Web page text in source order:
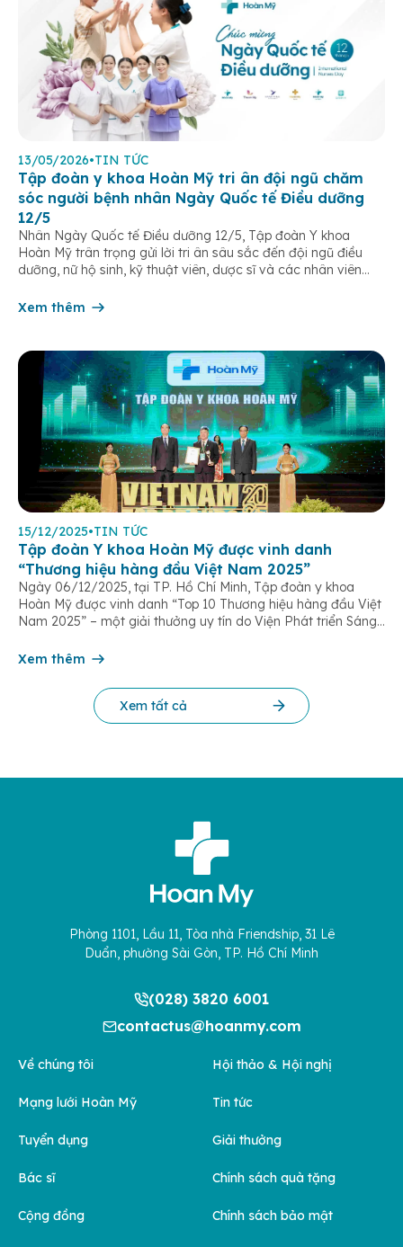
13/05/2026•TIN TỨC
Tập đoàn y khoa Hoàn Mỹ tri ân đội ngũ chăm
sóc người bệnh nhân Ngày Quốc tế Điều dưỡng
12/5
Nhân Ngày Quốc tế Điều dưỡng 12/5, Tập đoàn Y khoa
Hoàn Mỹ trân trọng gửi lời tri ân sâu sắc đến đội ngũ điều
dưỡng, nữ hộ sinh, kỹ thuật viên, dược sĩ và các nhân viên
âm thầm đồng hành trên […]
Xem thêm
15/12/2025•TIN TỨC
Tập đoàn Y khoa Hoàn Mỹ được vinh danh
“Thương hiệu hàng đầu Việt Nam 2025”
Ngày 06/12/2025, tại TP. Hồ Chí Minh, Tập đoàn y khoa
Hoàn Mỹ được vinh danh “Top 10 Thương hiệu hàng đầu Việt
Nam 2025” – một giải thưởng uy tín do Viện Phát triển Sáng
cứu Phát triển Doanh nghiệp Châu Á […]
Xem thêm
Xem tất cả
Phòng 1101, Lầu 11, Tòa nhà Friendship, 31 Lê
Duẩn, phường Sài Gòn, TP. Hồ Chí Minh
(028) 3820 6001
contactus@hoanmy.com
Về chúng tôi
Mạng lưới Hoàn Mỹ
Tuyển dụng
Bác sĩ
Cộng đồng
Hội thảo & Hội nghị
Tin tức
Giải thưởng
Chính sách quà tặng
Chính sách bảo mật